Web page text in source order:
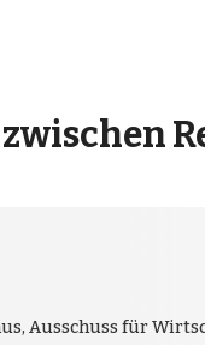
Ausschuss für